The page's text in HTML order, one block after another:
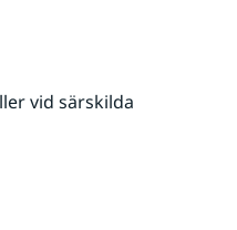
vid särskilda